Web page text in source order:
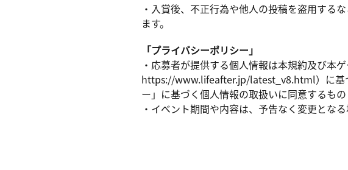
・入賞後、不正行為や他人の投稿を盗用する
ます。
「プライバシーポリシー」
・応募者が提供する個人情報は本規約及び本
https://www.lifeafter.jp/latest_v8.html）に基
ー」に基づく個人情報の取扱いに同意するもの
・イベント期間や内容は、予告なく変更とな